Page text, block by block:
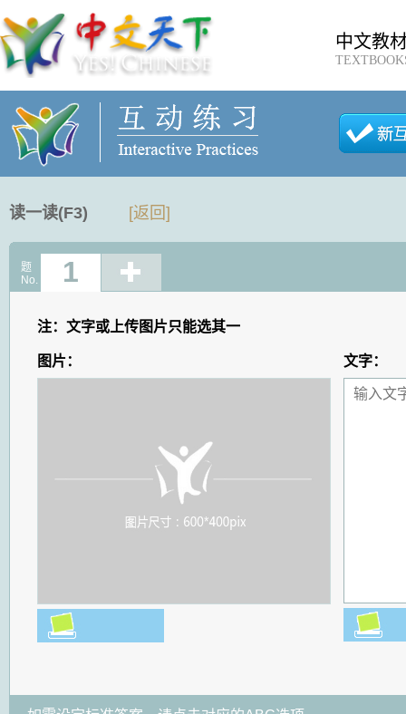
中文教
读一读(F3) [返回]
题
No.
1
注：文字或上传图片只能选其一
图片： 文字：